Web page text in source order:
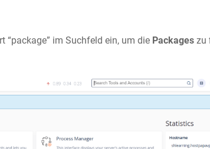
“package” im Suchfeld ein, um die Packages zu